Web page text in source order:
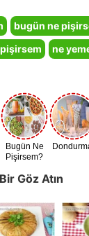
bugün ne
ne
Bugün Ne
Pişirsem?
Göz Atın